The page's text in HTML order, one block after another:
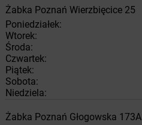
Żabka Poznań Wierzbięcice 25
Poniedziałek:
Wtorek:
Środa:
Czwartek:
Piątek:
Sobota:
Niedziela:
Żabka Poznań Głogowska 173A